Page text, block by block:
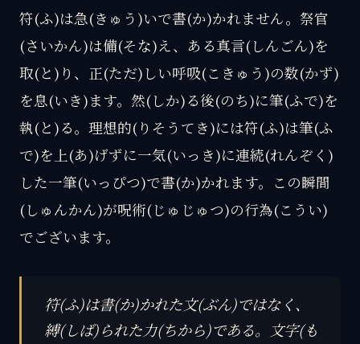
符(ふ)は急(きゅう)いで書(か)かれません。祭官
(さいかん)は備(そな)え、ある真言(しんごん)を
取(と)り、正(ただ)しい呼吸(こきゅう)の数(かず)
を息(いき)ます。然(しか)る後(のち)に筆(ふで)を
執(と)る。理想的(りそうてき)には符(ふ)は筆(ふ
で)を上(あ)げずに一気(いっき)に連続(れんぞく)
した一筆(いっぴつ)で書(か)かれます。この瞬間
(しゅんかん)が呪術(じゅじゅつ)の行為(こうい)
でございます。
符(ふ)は書(か)かれた文(ぶん)ではなく、
縛(しば)られた力(ちから)である。文字(も